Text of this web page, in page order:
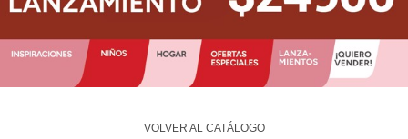
VOLVER AL CATÁLOGO